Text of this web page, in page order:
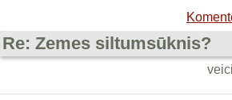
Re: Zemes siltumsūknis?